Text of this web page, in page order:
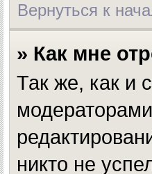
Вернуться к
» Как мне
Так же, как и
никто не